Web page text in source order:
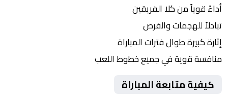
أداءً قوياً من كلا الفريقين
تبادلاً للهجمات والفرص
إثارة كبيرة طوال فترات المباراة
منافسة قوية في جميع خطوط اللعب
كيفية متابعة المباراة